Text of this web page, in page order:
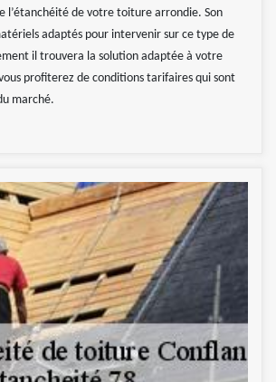
l’étanchéité de votre toiture arrondie. Son
adaptés pour intervenir sur ce type de
il trouvera la solution adaptée à votre
profiterez de conditions tarifaires qui sont
marché.